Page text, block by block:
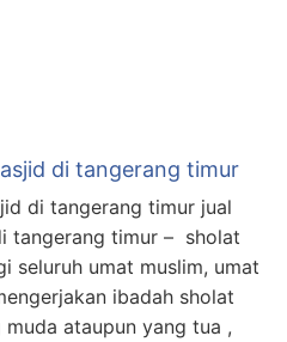
di tangerang timur
di tangerang timur jual
tangerang timur – sholat
seluruh umat muslim, umat
ibadah sholat
ataupun yang tua ,